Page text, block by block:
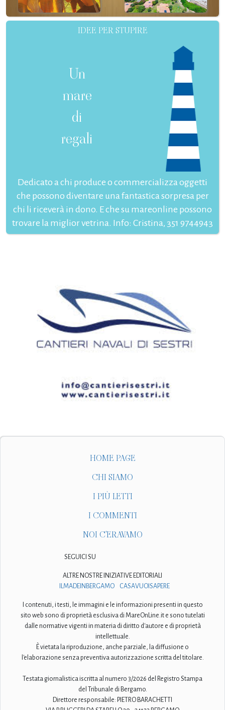
IDEE PER STUPIRE
Un
mare
di
regali
Dedicato a chi produce o commercializza oggetti
che possono diventare una fantastica sorpresa per
chi li riceverà in dono. E che su mareonline possono
trovare la miglior vetrina. Info: Cristina, 351 9744943
HOME PAGE
CHI SIAMO
I PIÙ LETTI
I COMMENTI
NOI C'ERAVAMO
SEGUICI SU
ALTRE NOSTRE INIZIATIVE EDITORIALI
ILMADEINBERGAMO
CASAVUOISAPERE
I contenuti, i testi, le immagini e le informazioni presenti in questo
sito web sono di proprietà esclusiva di MareOnLine.it e sono tutelati
dalle normative vigenti in materia di diritto d'autore e di proprietà
intellettuale.
È vietata la riproduzione, anche parziale, la diffusione o
l'elaborazione senza preventiva autorizzazione scritta del titolare.
Testata giornalistica iscritta al numero 3/2026 del Registro Stampa
del Tribunale di Bergamo.
Direttore responsabile: PIETRO BARACHETTI